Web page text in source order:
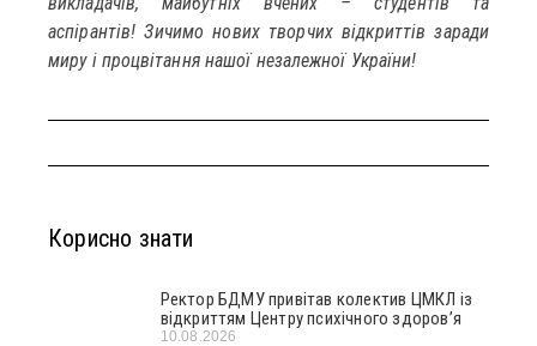
аспірантів! Зичимо нових творчих відкриттів заради
миру і процвітання нашої незалежної України!
Корисно знати
Ректор БДМУ привітав колектив ЦМКЛ із
відкриттям Центру психічного здоров’я
10.08.2026